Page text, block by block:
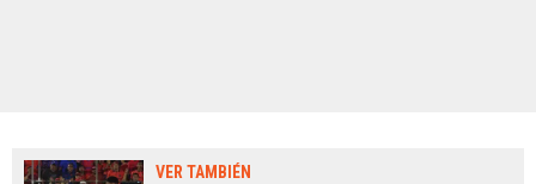
VER TAMBIÉN